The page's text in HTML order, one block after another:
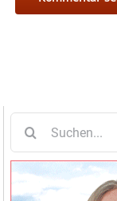
nach: